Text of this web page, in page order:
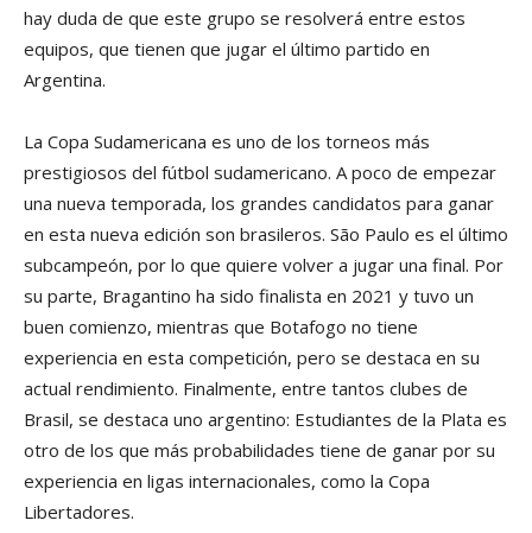
hay duda de que este grupo se resolverá entre estos
equipos, que tienen que jugar el último partido en
Argentina.
La Copa Sudamericana es uno de los torneos más
prestigiosos del fútbol sudamericano. A poco de empezar
una nueva temporada, los grandes candidatos para ganar
en esta nueva edición son brasileros. São Paulo es el último
subcampeón, por lo que quiere volver a jugar una final. Por
su parte, Bragantino ha sido finalista en 2021 y tuvo un
buen comienzo, mientras que Botafogo no tiene
experiencia en esta competición, pero se destaca en su
actual rendimiento. Finalmente, entre tantos clubes de
Brasil, se destaca uno argentino: Estudiantes de la Plata es
otro de los que más probabilidades tiene de ganar por su
experiencia en ligas internacionales, como la Copa
Libertadores.